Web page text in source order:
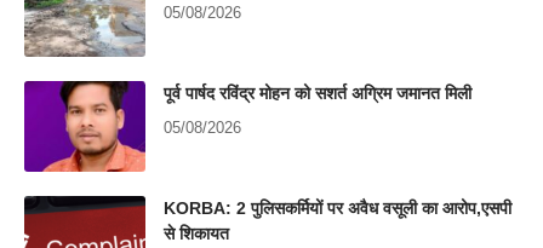
05/08/2026
पूर्व पार्षद रविंद्र मोहन को सशर्त अग्रिम जमानत मिली
05/08/2026
KORBA: 2 पुलिसकर्मियों पर अवैध वसूली का आरोप,एसपी
से शिकायत